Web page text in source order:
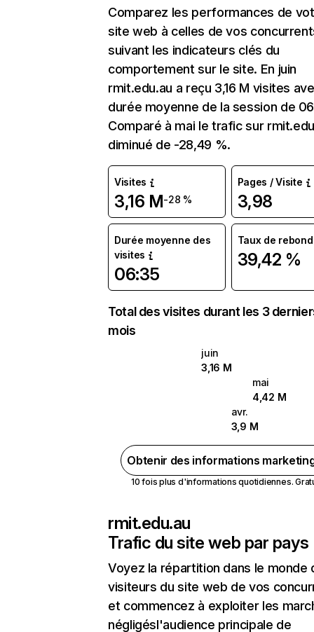
Comparez les performances de
site web à celles de vos
suivant les indicateurs clés du
comportement sur le site. En juin
rmit.edu.au a reçu 3,16 M visites
durée moyenne de la session de
Comparé à mai le trafic sur
diminué de -28,49 %.
Visites
3,16 M-28 %
Pages / Visite
3,98
Durée moyenne des
visites
06:35
Taux de rebond
39,42 %
Total des visites durant les 3
mois
juin
3,16 M
mai
4,42 M
avr.
3,9 M
Obtenir des informations
10 fois plus d'informations quotidiennes.
rmit.edu.au
Trafic du site web par pays
Voyez la répartition dans le monde
visiteurs du site web de vos
et commencez à exploiter les
négligésl'audience principale de